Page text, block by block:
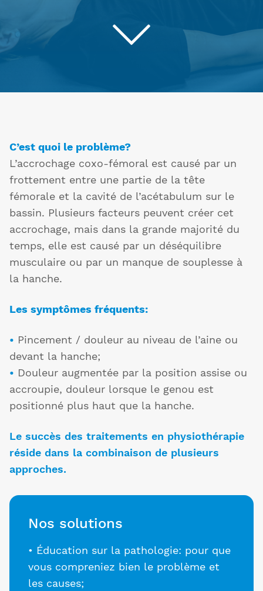
C’est quoi le problème?
L’accrochage coxo-fémoral est causé par un
frottement entre une partie de la tête
fémorale et la cavité de l’acétabulum sur le
bassin. Plusieurs facteurs peuvent créer cet
accrochage, mais dans la grande majorité du
temps, elle est causé par un déséquilibre
musculaire ou par un manque de souplesse à
la hanche.
Les symptômes fréquents:
• Pincement / douleur au niveau de l’aine ou
devant la hanche;
• Douleur augmentée par la position assise ou
accroupie, douleur lorsque le genou est
positionné plus haut que la hanche.
Le succès des traitements en physiothérapie
réside dans la combinaison de plusieurs
approches.
Nos solutions
• Éducation sur la pathologie: pour que
vous compreniez bien le problème et
les causes;